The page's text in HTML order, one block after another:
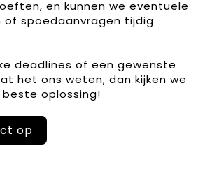
en kunnen we eventuele
of spoedaanvragen tijdig
deadlines of een gewenste
het ons weten, dan kijken we
oplossing!
op